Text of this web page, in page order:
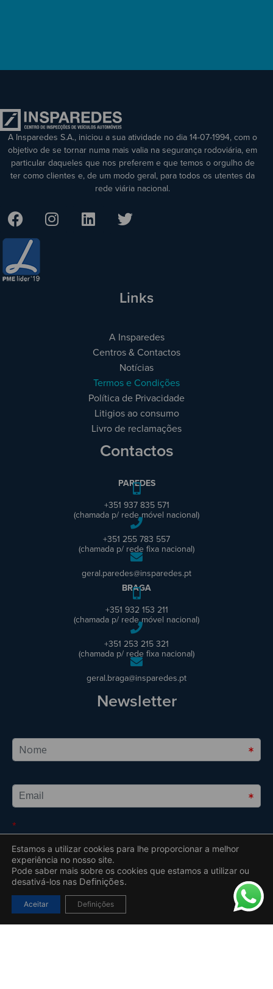
A Insparedes S.A., iniciou a sua atividade no dia 14-07-1994, com o
objetivo de se tornar numa mais valia na segurança rodoviária, em
particular daqueles que nos preferem e que temos o orgulho de
ter como clientes e, de um modo geral, para todos os utentes da
rede viária nacional.
Links
A Insparedes
Centros & Contactos
Notícias
Termos e Condições
Política de Privacidade
Litigios ao consumo
Livro de reclamações
Contactos
PAREDES
+351 937 835 571
(chamada p/ rede móvel nacional)
+351 255 783 557
(chamada p/ rede fixa nacional)
geral.paredes@insparedes.pt
BRAGA
+351 932 153 211
(chamada p/ rede móvel nacional)
+351 253 215 321
(chamada p/ rede fixa nacional)
geral.braga@insparedes.pt
Newsletter
Estamos a utilizar cookies para lhe proporcionar a melhor
experiência no nosso site.
Pode saber mais sobre os cookies que estamos a utilizar ou
desativá-los nas Definições.
Aceitar Definições